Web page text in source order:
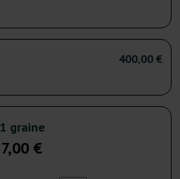
400,00 €
1 graine
7,00 €